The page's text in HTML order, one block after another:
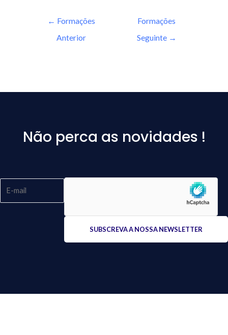
← Formações
Anterior
Formações
Seguinte →
Não perca as novidades !